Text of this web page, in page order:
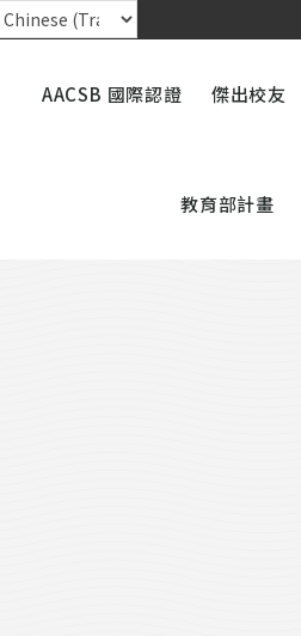
AACSB 國際認證 傑出校友
教育部計畫